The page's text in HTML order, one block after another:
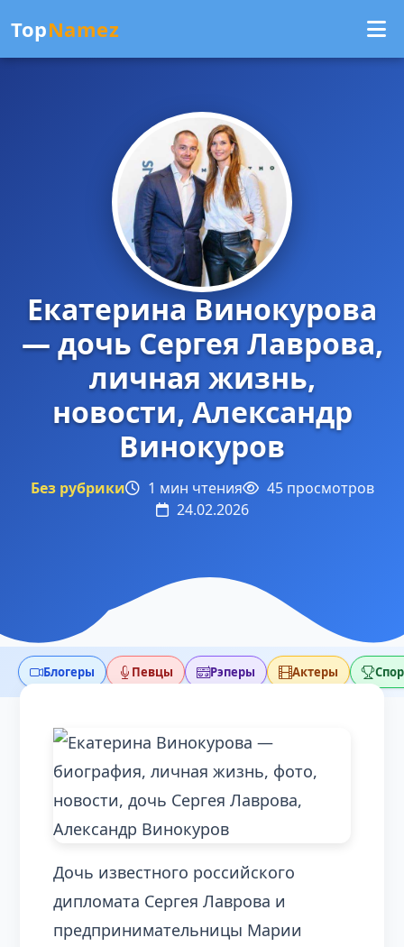
TopNamez
Екатерина Винокурова
— дочь Сергея Лаврова,
личная жизнь,
новости, Александр
Винокуров
Без рубрики 1 мин чтения
45 просмотров
24.02.2026
Блогеры Певцы Рэперы Актеры
Дочь известного российского
дипломата Сергея Лаврова и
предпринимательницы Марии